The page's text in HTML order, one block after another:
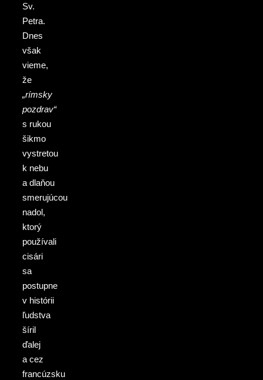
Sv.
Petra.
Dnes
však
vieme,
že
„rímsky
pozdrav“
s rukou
šikmo
vystretou
k nebu
a dlaňou
smerujúcou
nadol,
ktorý
používali
cisári
sa
postupne
v histórii
ľudstva
šíril
ďalej
a cez
francúzsku